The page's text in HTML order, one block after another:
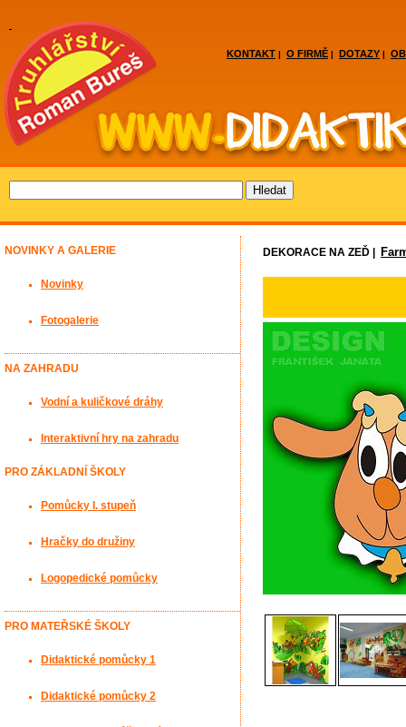
KONTAKT | O FIRMĚ | DOTAZY |
DEKORACE NA ZEĎ |
NOVINKY A GALERIE
Novinky
Fotogalerie
NA ZAHRADU
Vodní a kuličkové dráhy
Interaktivní hry na zahradu
PRO ZÁKLADNÍ ŠKOLY
Pomůcky I. stupeň
Hračky do družiny
Logopedické pomůcky
PRO MATEŘSKÉ ŠKOLY
Didaktické pomůcky 1
Didaktické pomůcky 2